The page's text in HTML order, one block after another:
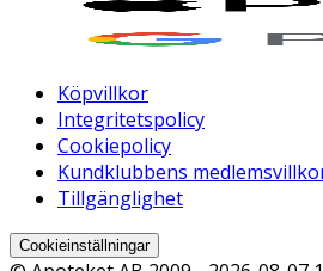
Köpvillkor
Integritetspolicy
Cookiepolicy
Kundklubbens
Tillgänglighet
Cookieinställningar